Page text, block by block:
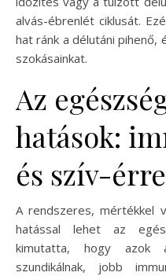
alvás-ébrenlét ciklusát.
hat ránk a délutáni pihenő,
szokásainkat.
Az
hatások:
és szív-
A rendszeres, mértékkel
hatással lehet az
kimutatta, hogy azok
szundikálnak, jobb